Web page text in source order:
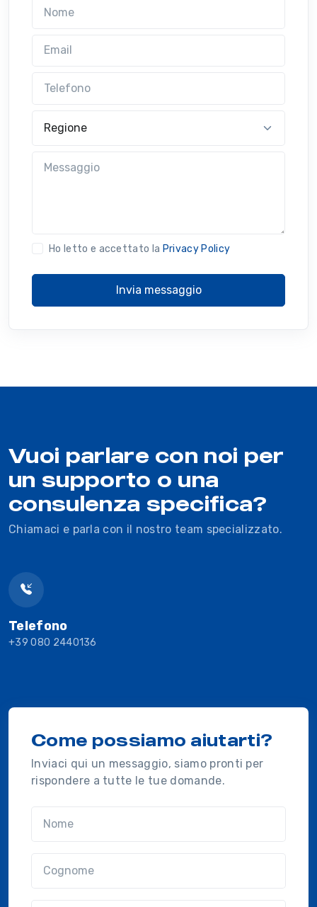
Ho letto e accettato la Privacy Policy
Invia messaggio
Vuoi parlare con noi per
un supporto o una
consulenza specifica?
Chiamaci e parla con il nostro team specializzato.
Telefono
+39 080 2440136
Come possiamo aiutarti?
Inviaci qui un messaggio, siamo pronti per
rispondere a tutte le tue domande.